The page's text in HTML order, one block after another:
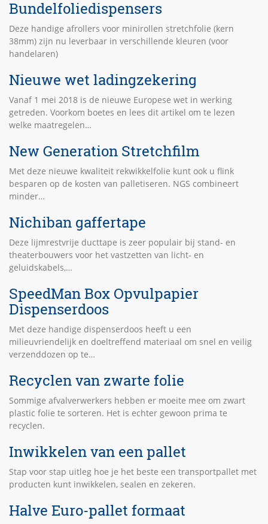
Bundelfoliedispensers
Deze handige afrollers voor minirollen stretchfolie (kern
38mm) zijn nu leverbaar in verschillende kleuren (voor
handelaren)
Nieuwe wet ladingzekering
Vanaf 1 mei 2018 is de nieuwe Europese wet in werking
getreden. Voorkom boetes en lees dit artikel om te lezen
welke maatregelen…
New Generation Stretchfilm
Met deze nieuwe kwaliteit rekwikkelfolie kunt ook u flink
besparen op de kosten van palletiseren. NGS combineert
minder…
Nichiban gaffertape
Deze lijmrestvrije ducttape is zeer populair bij stand- en
theaterbouwers voor het vastzetten van licht- en
geluidskabels,…
SpeedMan Box Opvulpapier
Dispenserdoos
Met deze handige dispenserdoos heeft u een
milieuvriendelijk en doeltreffend materiaal om snel en veilig
verzenddozen op te…
Recyclen van zwarte folie
Sommige afvalverwerkers hebben er moeite mee om zwart
plastic folie te sorteren. Het is echter gewoon prima te
recyclen.
Inwikkelen van een pallet
Stap voor stap uitleg hoe je het beste een transportpallet met
producten kunt inwikkelen, sealen en zekeren.
Halve Euro-pallet formaat